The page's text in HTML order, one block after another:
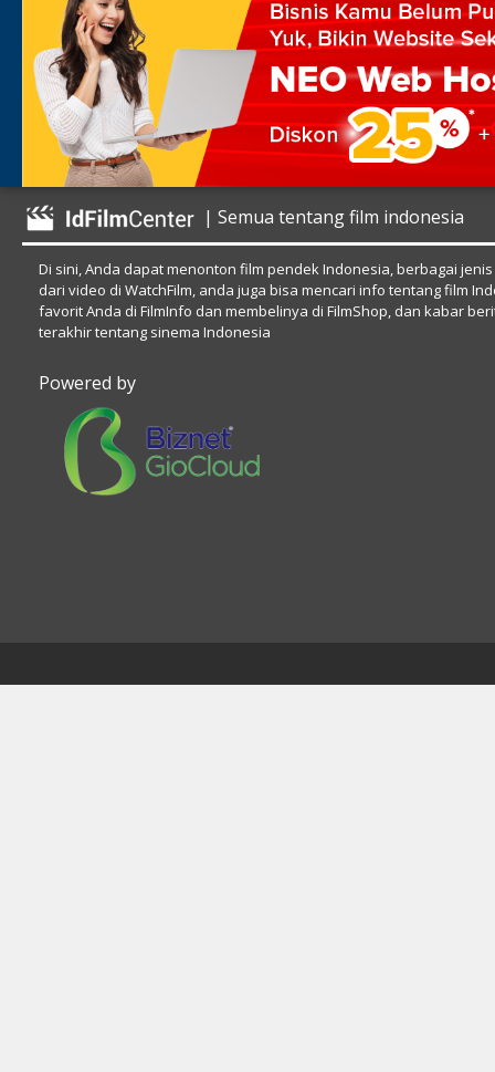
| Semua tentang film indonesia
Di sini, Anda dapat menonton film pendek Indonesia, berbagai
dari video di WatchFilm, anda juga bisa mencari info tentang film
favorit Anda di FilmInfo dan membelinya di FilmShop, dan kabar
terakhir tentang sinema Indonesia
Powered by